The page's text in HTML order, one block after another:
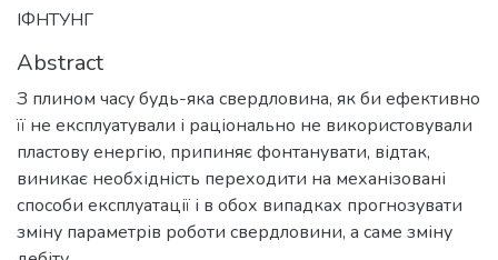
ІФНТУНГ
Abstract
З плином часу будь-яка свердловина, як би ефективно
її не експлуатували і раціонально не використовували
пластову енергію, припиняє фонтанувати, відтак,
виникає необхідність переходити на механізовані
способи експлуатації і в обох випадках прогнозувати
зміну параметрів роботи свердловини, а саме зміну